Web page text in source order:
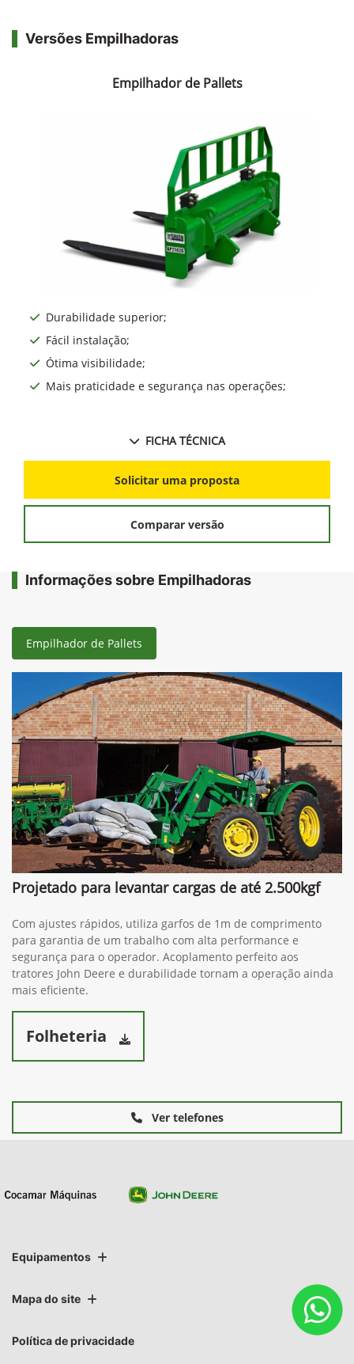
Versões Empilhadoras
Empilhador de Pallets
Durabilidade superior;
Fácil instalação;
Ótima visibilidade;
Mais praticidade e segurança nas operações;
FICHA TÉCNICA
Solicitar uma proposta
Comparar versão
Informações sobre Empilhadoras
Empilhador de Pallets
Projetado para levantar cargas de até 2.500kgf
Com ajustes rápidos, utiliza garfos de 1m de comprimento
para garantia de um trabalho com alta performance e
segurança para o operador. Acoplamento perfeito aos
tratores John Deere e durabilidade tornam a operação ainda
mais eficiente.
Folheteria
Ver telefones
Equipamentos
Mapa do site
Política de privacidade